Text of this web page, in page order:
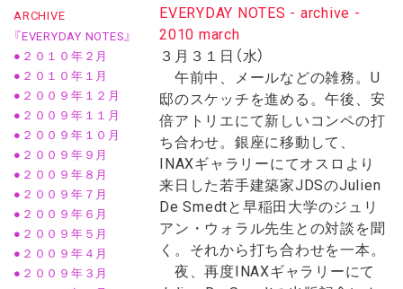
ARCHIVE
『EVERYDAY NOTES』
●２０１０年２月
●２０１０年１月
●２００９年１２月
●２００９年１１月
●２００９年１０月
●２００９年９月
●２００９年８月
●２００９年７月
●２００９年６月
●２００９年５月
●２００９年４月
●２００９年３月
EVERYDAY NOTES - archive -
2010 march
３月３１日（水）
午前中、メールなどの雑務。U
邸のスケッチを進める。午後、安
倍アトリエにて新しいコンペの打
ち合わせ。銀座に移動して、
INAXギャラリーにてオスロより
来日した若手建築家JDSのJulien
De Smedtと早稲田大学のジュリ
アン・ウォラル先生との対談を聞
く。それから打ち合わせを一本。
夜、再度INAXギャラリーにて